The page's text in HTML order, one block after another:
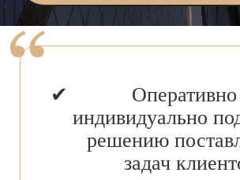
индивидуально
решению
задач